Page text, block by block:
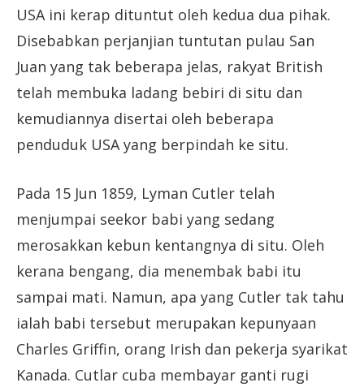
USA ini kerap dituntut oleh kedua dua pihak.
Disebabkan perjanjian tuntutan pulau San
Juan yang tak beberapa jelas, rakyat British
telah membuka ladang bebiri di situ dan
kemudiannya disertai oleh beberapa
penduduk USA yang berpindah ke situ.
Pada 15 Jun 1859, Lyman Cutler telah
menjumpai seekor babi yang sedang
merosakkan kebun kentangnya di situ. Oleh
kerana bengang, dia menembak babi itu
sampai mati. Namun, apa yang Cutler tak tahu
ialah babi tersebut merupakan kepunyaan
Charles Griffin, orang Irish dan pekerja syarikat
Kanada. Cutlar cuba membayar ganti rugi